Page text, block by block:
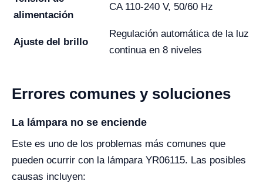
alimentación
CA 110-240 V, 50/60 Hz
Ajuste del brillo
Regulación automática de la luz
continua en 8 niveles
Errores comunes y soluciones
La lámpara no se enciende
Este es uno de los problemas más comunes que
pueden ocurrir con la lámpara YR06115. Las posibles
causas incluyen: